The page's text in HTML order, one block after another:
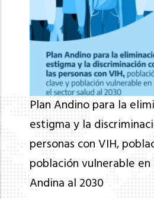
Plan Andino para la
estigma y la
personas con VIH,
población vulnerable en
Andina al 2030